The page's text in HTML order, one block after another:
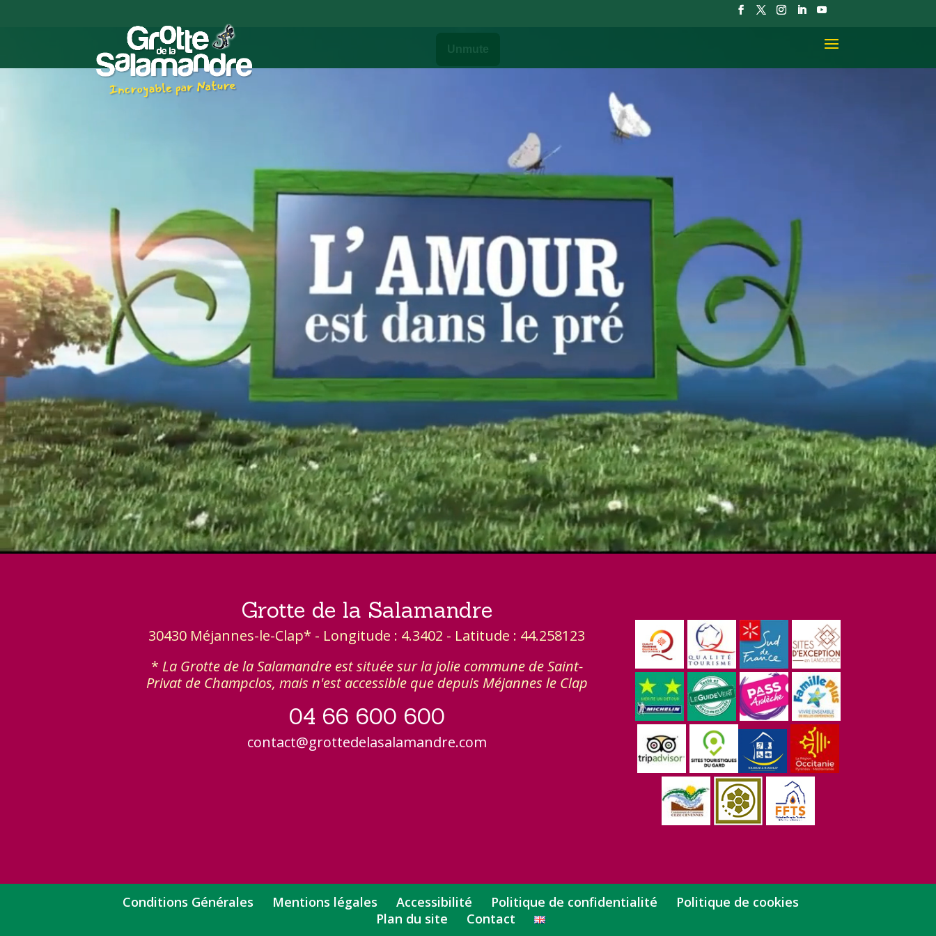
Grotte de la Salamandre
30430 Méjannes-le-Clap* - Longitude : 4.3402 - Latitude : 44.258123
* La Grotte de la Salamandre est située sur la jolie commune de Saint-
Privat de Champclos, mais n'est accessible que depuis Méjannes le Clap
04 66 600 600
contact@grottedelasalamandre.com
Conditions Générales Mentions légales Accessibilité Politique de confidentialité
Politique de cookies
Plan du site
Contact